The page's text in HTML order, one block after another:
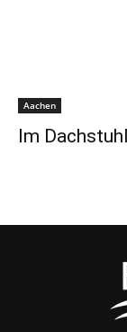
Aachen
Im